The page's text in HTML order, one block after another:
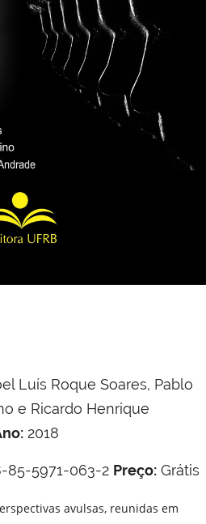
Luís Roque Soares, Pablo
e Ricardo Henrique
2018
85-5971-063-2 Preço: Grátis
avulsas, reunidas em